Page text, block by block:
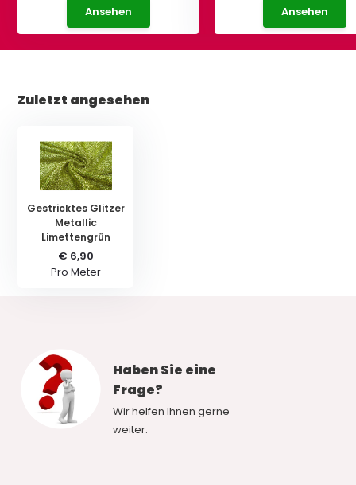
Ansehen Ansehen
Zuletzt angesehen
Gestricktes Glitzer
Metallic
Limettengrün
€ 6,90
Pro Meter
Haben Sie eine
Frage?
Wir helfen Ihnen gerne
weiter.